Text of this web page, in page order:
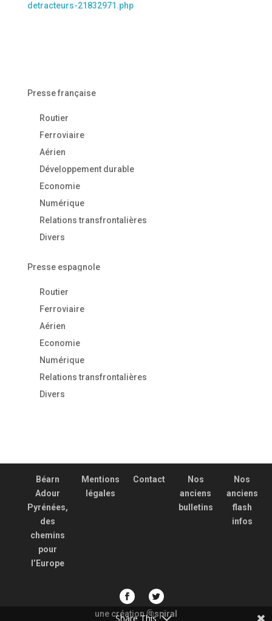
detracteurs-21832971.php
Presse française
Routier
Ferroviaire
Aérien
Développement durable
Economie
Numérique
Relations transfrontalières
Divers
Presse espagnole
Routier
Ferroviaire
Aérien
Economie
Numérique
Relations transfrontalières
Divers
Béarn
Adour
Pyrénées,
des
chemins
pour
l’Europe
Mentions
légales
Contact
Nos
anciens
bulletins
Nos
anciens
flash
infos
une création@spiral
Share This